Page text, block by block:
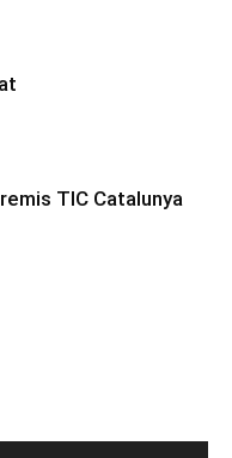
TIC Catalunya